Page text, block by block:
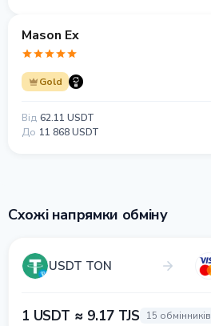
Mason Ex
Gold
Від 62.11 USDT
До 11 868 USDT
Схожі напрямки обміну
USDT TON
1 USDT ≈ 9.17 TJS 15 обмінників